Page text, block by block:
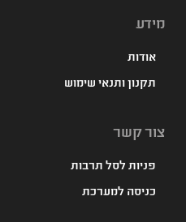
מידע
אודות
תקנון ותנאי שימוש
צור קשר
פניות לסל תרבות
כניסה למערכת